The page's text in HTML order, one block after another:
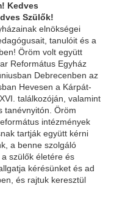
Kedves
Szülők!
elnökségei
tanulóit és a
Öröm volt együtt
Református Egyház
Debrecenben az
Hevesen a Kárpát-
találkozóján, valamint
tanévnyitón. Öröm
intézmények
tartják együtt kérni
a benne szolgáló
szülők életére és
kérésünket és ad
és rajtuk keresztül